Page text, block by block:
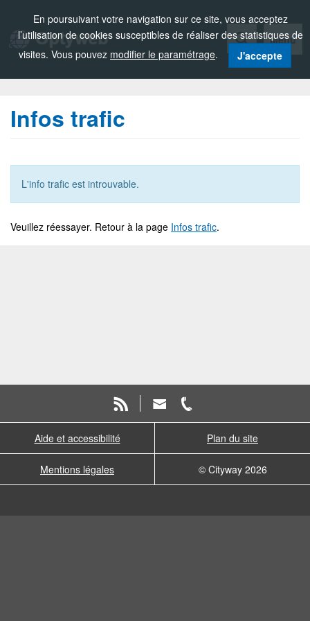
En poursuivant votre navigation sur ce site, vous acceptez
l’utilisation de cookies susceptibles de réaliser des statistiques de
visites. Vous pouvez modifier le paramétrage. J'accepte
Menu
Infos trafic
L'info trafic est introuvable.
Veuillez réessayer. Retour à la page Infos trafic.
Aide et accessibilité Plan du site
Mentions légales © Cityway 2026